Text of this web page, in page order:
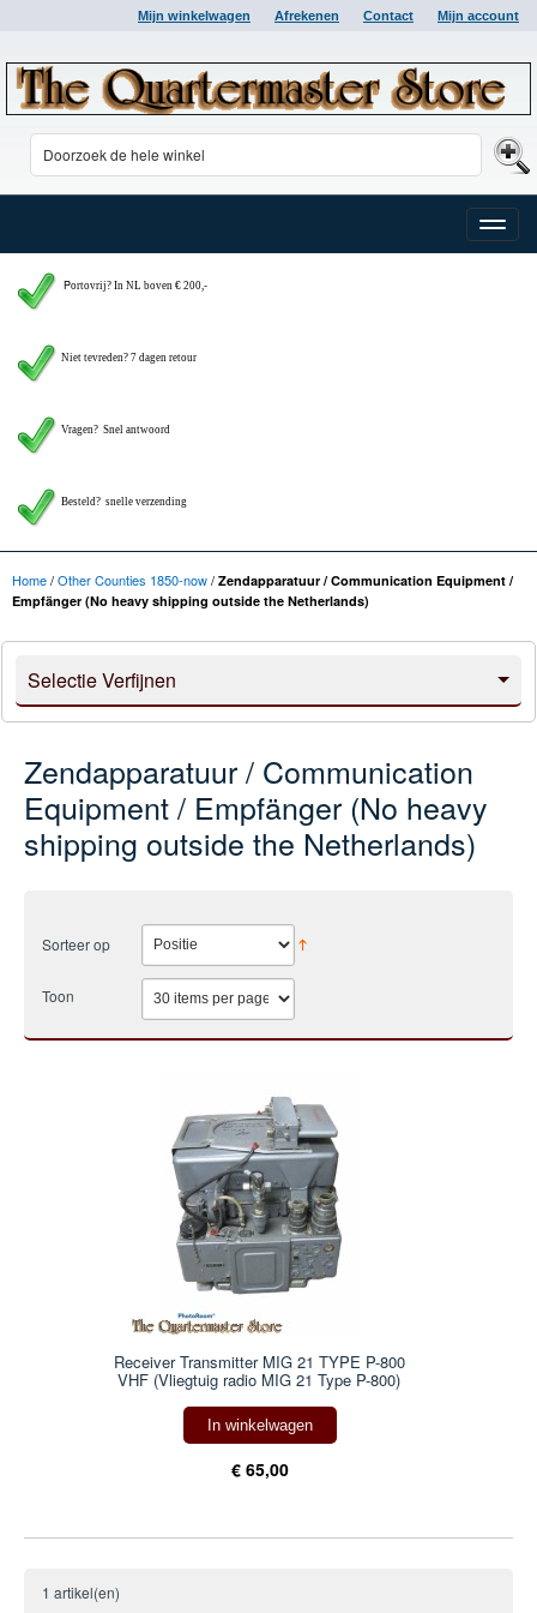
Mijn winkelwagen Afrekenen Contact Mijn account
Toggle
Portovrij? In NL boven € 200,-
Niet tevreden? 7 dagen retour
Vragen? Snel antwoord
Besteld? snelle verzending
Home/Other Counties 1850-now/ Zendapparatuur / Communication Equipment /
Empfänger (No heavy shipping outside the Netherlands)
Selectie Verfijnen
Zendapparatuur / Communication
Equipment / Empfänger (No heavy
shipping outside the Netherlands)
Sorteer op
Toon
Receiver Transmitter MIG 21 TYPE P-800
VHF (Vliegtuig radio MIG 21 Type P-800)
In winkelwagen
€ 65,00
1 artikel(en)